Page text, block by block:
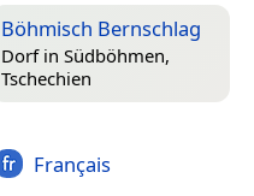
Böhmisch Bernschlag
Dorf in Südböhmen,
Tschechien
Français